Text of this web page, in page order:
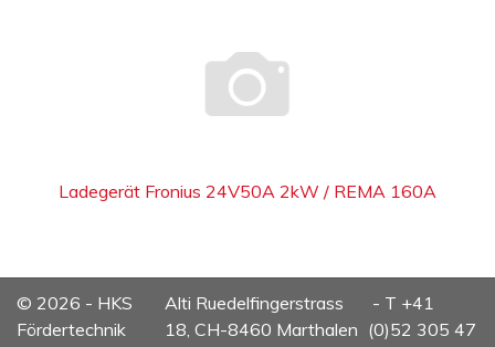
Ladegerät Fronius 24V50A 2kW / REMA 160A
© 2026 - HKS
Fördertechnik
Alti Ruedelfingerstrass
18, CH-8460 Marthalen
- T +41
(0)52 305 47